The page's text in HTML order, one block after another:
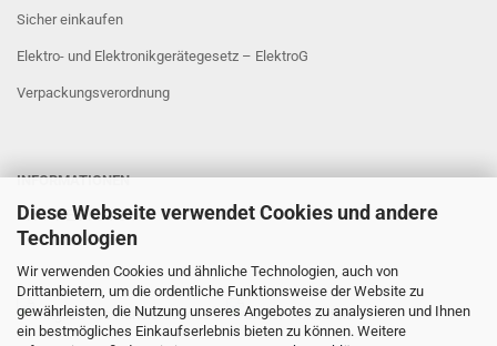
Diese Webseite verwendet Cookies und andere
Technologien
Wir verwenden Cookies und ähnliche Technologien, auch von
Drittanbietern, um die ordentliche Funktionsweise der Website zu
gewährleisten, die Nutzung unseres Angebotes zu analysieren und Ihnen
ein bestmögliches Einkaufserlebnis bieten zu können. Weitere
Sicher einkaufen
Elektro- und Elektronikgerätegesetz – ElektroG
Verpackungsverordnung
INFORMATIONEN
Sicher Einkaufen